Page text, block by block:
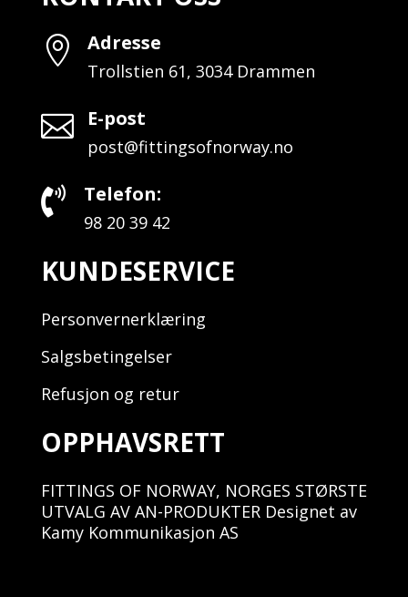
 Adresse
Trollstien 61, 3034 Drammen
 E-post
post@fittingsofnorway.no
 Telefon:
98 20 39 42
KUNDESERVICE
Personvernerklæring
Salgsbetingelser
Refusjon og retur
OPPHAVSRETT
FITTINGS OF NORWAY, NORGES STØRSTE
UTVALG AV AN-PRODUKTER Designet av
Kamy Kommunikasjon AS